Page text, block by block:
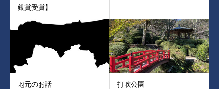
銀賞受賞】
地元のお話 打吹公園